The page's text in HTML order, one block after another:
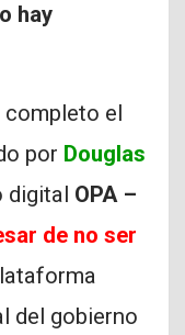
hay
completo el
por Douglas
digital OPA –
de no ser
del gobierno